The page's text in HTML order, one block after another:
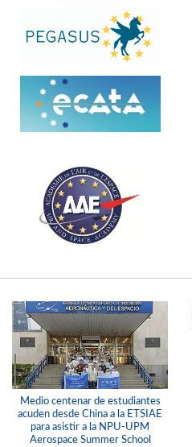
Medio centenar de estudiantes
acuden desde China a la ETSIAE
para asistir a la NPU-UPM
Aerospace Summer School